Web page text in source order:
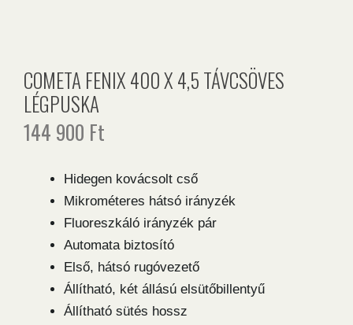
COMETA FENIX 400 X 4,5 TÁVCSÖVES
LÉGPUSKA
144 900 Ft
Hidegen kovácsolt cső
Mikrométeres hátsó irányzék
Fluoreszkáló irányzék pár
Automata biztosító
Első, hátsó rugóvezető
Állítható, két állású elsütőbillentyű
Állítható sütés hossz